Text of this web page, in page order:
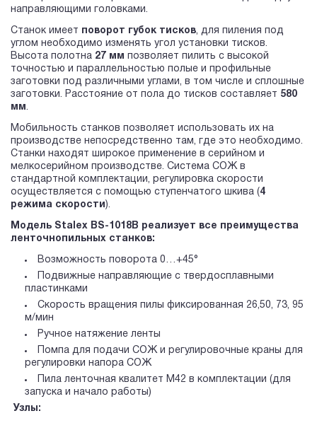
направляющими головками.
Станок имеет поворот губок тисков, для пиления под
углом необходимо изменять угол установки тисков.
Высота полотна 27 мм
позволяет пилить c высокой
точностью и параллельностью полые и профильные
заготовки под различными углами, в том числе и сплошные
заготовки. Расстояние от пола до тисков составляет 580
мм .
Мобильность станков позволяет использовать их на
производстве непосредственно там, где это необходимо.
Станки находят широкое применение в серийном и
мелкосерийном производстве. Система СОЖ в
стандартной комплектации, регулировка скорости
осуществляется с помощью ступенчатого шкива (4
режима скорости ).
Модель Stalex BS-1018B реализует все преимущества
ленточнопильных станков:
Возможность поворота 0…+45°
Подвижные направляющие с твердосплавными
пластинками
Скорость вращения пилы фиксированная 26,50, 73, 95
м/мин
Ручное натяжение ленты
Помпа для подачи СОЖ и регулировочные краны для
регулировки напора СОЖ
Пила ленточная квалитет М42 в комплектации (для
запуска и начало работы)
Узлы: